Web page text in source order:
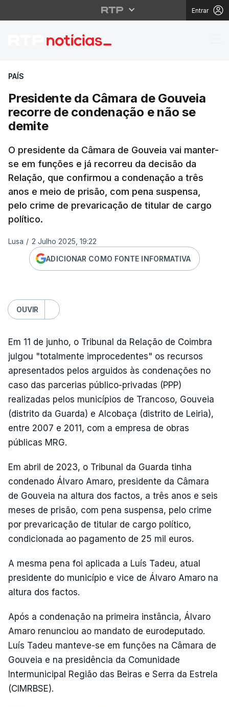
Entrar
Presidente da
PAÍS
Presidente da Câmara de Gouveia
recorre de condenação e não se
demite
O presidente da Câmara de Gouveia vai manter-
se em funções e já recorreu da decisão da
Relação, que confirmou a condenação a três
anos e meio de prisão, com pena suspensa,
pelo crime de prevaricação de titular de cargo
político.
Lusa / 2 Julho 2025, 19:22
ADICIONAR COMO FONTE INFORMATIVA
OUVIR
Em 11 de junho, o Tribunal da Relação de Coimbra
julgou "totalmente improcedentes" os recursos
apresentados pelos arguidos às condenações no
caso das parcerias público-privadas (PPP)
realizadas pelos municípios de Trancoso, Gouveia
(distrito da Guarda) e Alcobaça (distrito de Leiria),
entre 2007 e 2011, com a empresa de obras
públicas MRG.
Em abril de 2023, o Tribunal da Guarda tinha
condenado Álvaro Amaro, presidente da Câmara
de Gouveia na altura dos factos, a três anos e seis
meses de prisão, com pena suspensa, pelo crime
por prevaricação de titular de cargo político,
condicionada ao pagamento de 25 mil euros.
A mesma pena foi aplicada a Luís Tadeu, atual
presidente do município e vice de Álvaro Amaro na
altura dos factos.
Após a condenação na primeira instância, Álvaro
Amaro renunciou ao mandato de eurodeputado.
Luís Tadeu manteve-se em funções na Câmara de
Gouveia e na presidência da Comunidade
Intermunicipal Região das Beiras e Serra da Estrela
(CIMRBSE).